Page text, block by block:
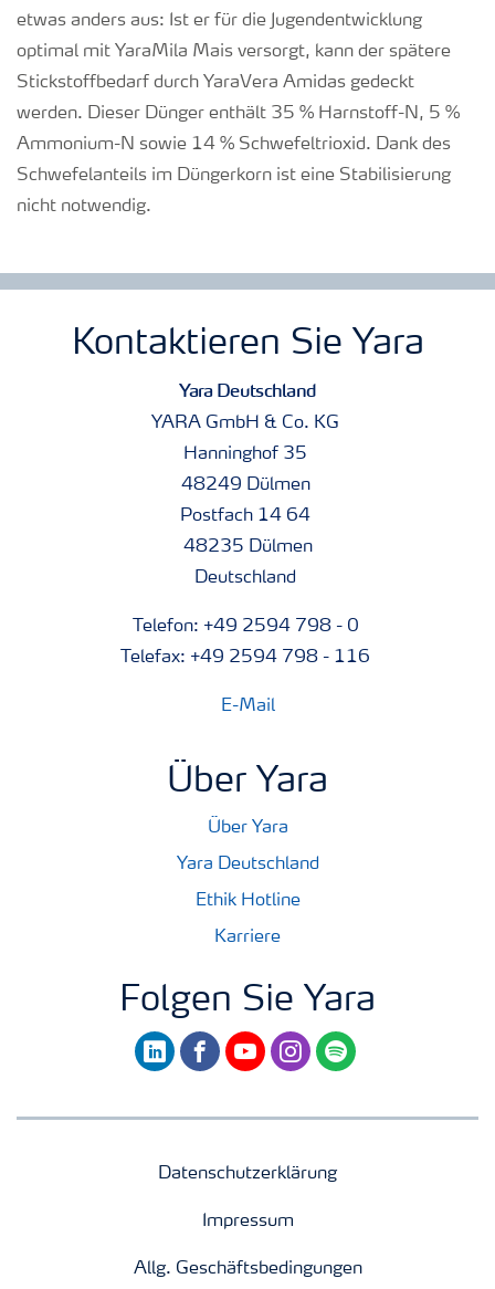
etwas anders aus: Ist er für die Jugendentwicklung
optimal mit YaraMila Mais versorgt, kann der spätere
Stickstoffbedarf durch YaraVera Amidas gedeckt
werden. Dieser Dünger enthält 35 % Harnstoff-N, 5 %
Ammonium-N sowie 14 % Schwefeltrioxid. Dank des
Schwefelanteils im Düngerkorn ist eine Stabilisierung
nicht notwendig.
Kontaktieren Sie Yara
Yara Deutschland
YARA GmbH & Co. KG
Hanninghof 35
48249 Dülmen
Postfach 14 64
48235 Dülmen
Deutschland
Telefon: +49 2594 798 - 0
Telefax: +49 2594 798 - 116
E-Mail
Über Yara
Über Yara
Yara Deutschland
Ethik Hotline
Karriere
Folgen Sie Yara
linkedinfacebookyoutubeinstagram
spotify
Datenschutzerklärung
Impressum
Allg. Geschäftsbedingungen